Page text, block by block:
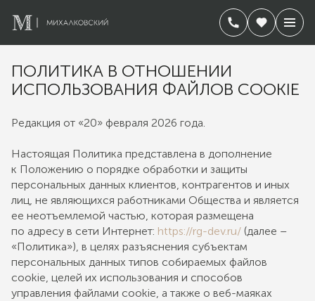
ПОЛИТИКА В ОТНОШЕНИИ
ИСПОЛЬЗОВАНИЯ ФАЙЛОВ COOKIE
Редакция от «20» февраля 2026 года.
Настоящая Политика представлена в дополнение
к Положению о порядке обработки и защиты
персональных данных клиентов, контрагентов и иных
лиц, не являющихся работниками Общества и является
ее неотъемлемой частью, которая размещена
по адресу в сети Интернет: https://rg-dev.ru/ (далее –
«Политика»), в целях разъяснения субъектам
персональных данных типов собираемых файлов
cookie, целей их использования и способов
управления файлами cookie, а также о веб-маяках